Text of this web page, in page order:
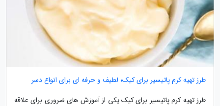
طرز تهیه کرم پاتیسیر برای کیک؛ لطیف و حرفه ای برای انواع دسر
طرز تهیه کرم پاتیسیر برای کیک یکی از آموزش های ضروری برای علاقه